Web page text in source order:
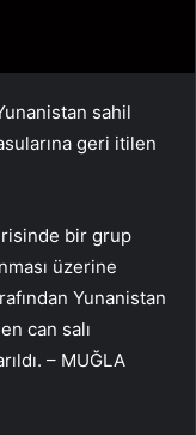
sahil
geri itilen
bir grup
üzerine
Yunanistan
can salı
– MUĞLA